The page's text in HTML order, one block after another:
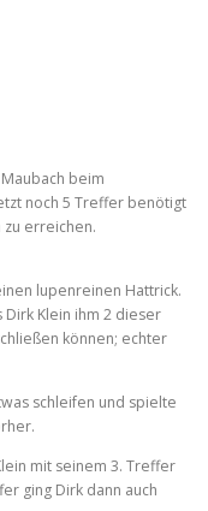
beim
noch 5 Treffer benötigt
erreichen.
lupenreinen Hattrick.
Klein ihm 2 dieser
können; echter
schleifen und spielte
mit seinem 3. Treffer
ging Dirk dann auch